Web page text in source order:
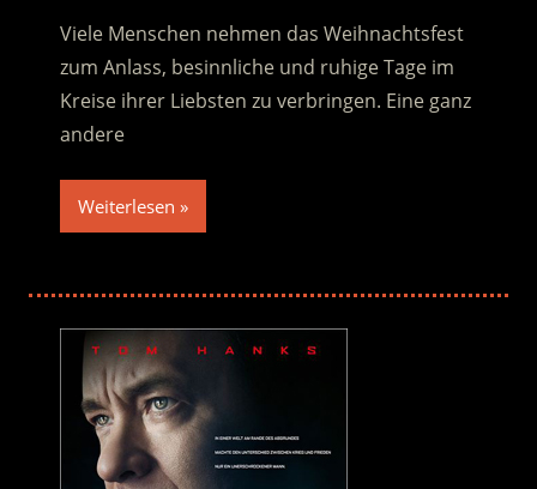
Viele Menschen nehmen das Weihnachtsfest
zum Anlass, besinnliche und ruhige Tage im
Kreise ihrer Liebsten zu verbringen. Eine ganz
andere
Weiterlesen